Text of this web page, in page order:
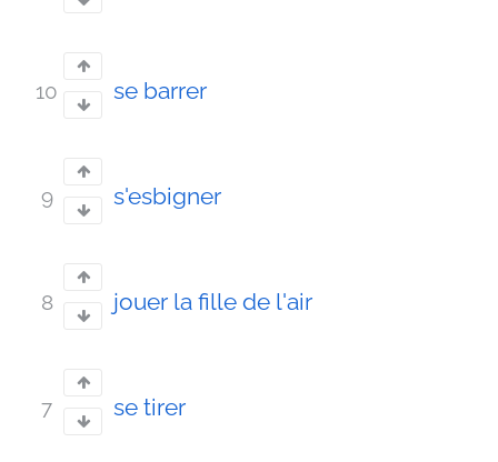
10 se barrer
9 s'esbigner
8 jouer la fille de l'air
7 se tirer